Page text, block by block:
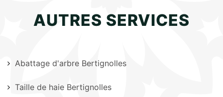
AUTRES SERVICES
Abattage d'arbre Bertignolles
Taille de haie Bertignolles